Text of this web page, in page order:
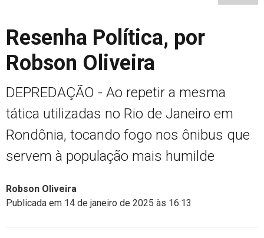
Resenha Política, por
Robson Oliveira
DEPREDAÇÃO - Ao repetir a mesma
tática utilizadas no Rio de Janeiro em
Rondônia, tocando fogo nos ônibus que
servem à população mais humilde
Robson Oliveira
Publicada em 14 de janeiro de 2025 às 16:13